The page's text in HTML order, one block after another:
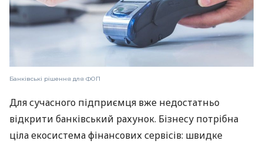
Банківські рішення для ФОП
Для сучасного підприємця вже недостатньо
відкрити банківський рахунок. Бізнесу потрібна
ціла екосистема фінансових сервісів: швидке